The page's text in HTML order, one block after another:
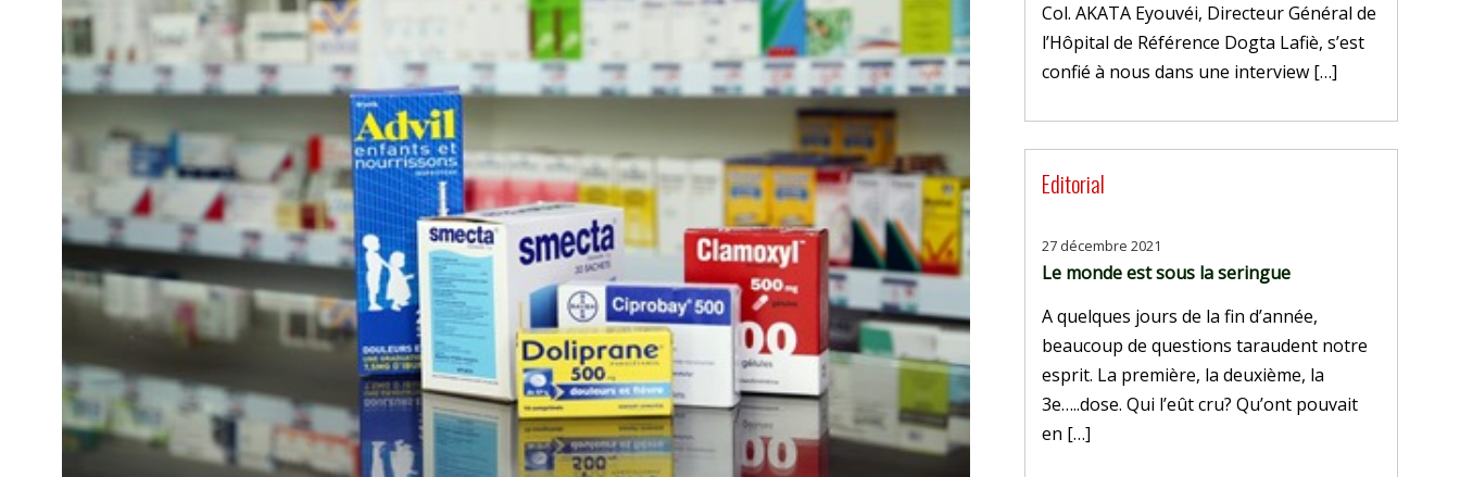
Col. AKATA Eyouvéi, Directeur Général de
l’Hôpital de Référence Dogta Lafiè, s’est
confié à nous dans une interview […]
Editorial
27 décembre 2021
Le monde est sous la seringue
A quelques jours de la fin d’année,
beaucoup de questions taraudent notre
esprit. La première, la deuxième, la
3e…..dose. Qui l’eût cru? Qu’ont pouvait
en […]